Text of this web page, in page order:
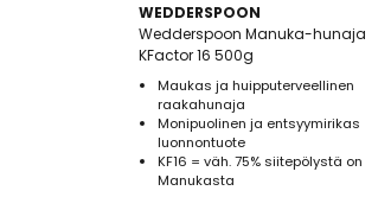
WEDDERSPOON
Wedderspoon Manuka-hunaja
KFactor 16 500g
Maukas ja huipputerveellinen
raakahunaja
Monipuolinen ja entsyymirikas
luonnontuote
KF16 = väh. 75% siitepölystä on
Manukasta